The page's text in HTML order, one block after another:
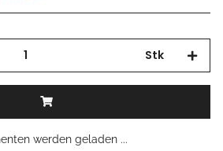
Stk
werden geladen ...